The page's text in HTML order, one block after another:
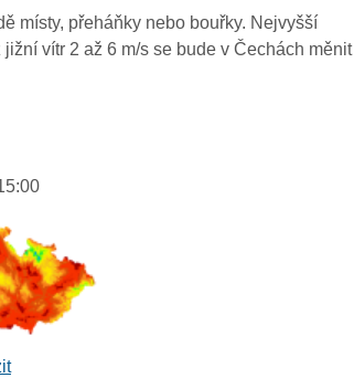
místy, přeháňky nebo bouřky. Nejvyšší
vítr 2 až 6 m/s se bude v Čechách měnit